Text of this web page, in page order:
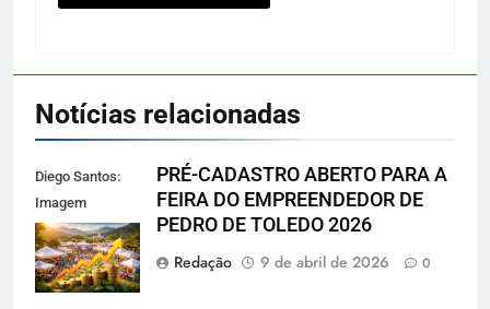
Notícias relacionadas
Diego Santos:
Imagem
reprodução
gerada por IA
PRÉ-CADASTRO ABERTO PARA A
FEIRA DO EMPREENDEDOR DE
PEDRO DE TOLEDO 2026
Redação
9 de abril de 2026 0